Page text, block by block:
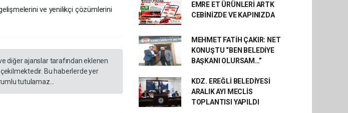
ve yenilikçi çözümlerini
diğer ajanslar tarafından eklenen
Bu haberlerde yer
tutulamaz...
EMRE ET ÜRÜNLERİ ARTK
CEBİNİZDE VE KAPINIZDA
MEHMET FATİH ÇAKIR: NET
KONUŞTU “BEN BELEDİYE
BAŞKANI OLURSAM…”
KDZ. EREĞLİ BELEDİYESİ
ARALIK AYI MECLİS
TOPLANTISI YAPILDI